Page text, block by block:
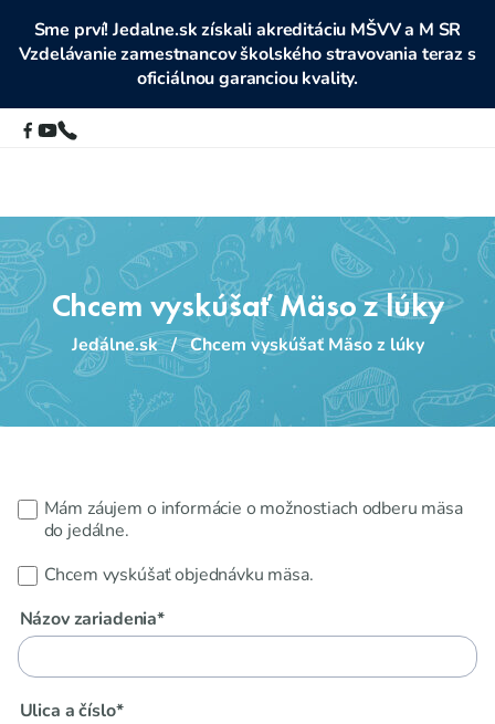
Sme prví! Jedalne.sk získali akreditáciu MŠVV a M SR
Vzdelávanie zamestnancov školského stravovania teraz s
oficiálnou garanciou kvality.
Chcem vyskúšať Mäso z lúky
Jedálne.sk / Chcem vyskúšať Mäso z lúky
Mám záujem o informácie o možnostiach odberu mäsa
do jedálne.
Chcem vyskúšať objednávku mäsa.
Názov zariadenia*
Ulica a číslo*